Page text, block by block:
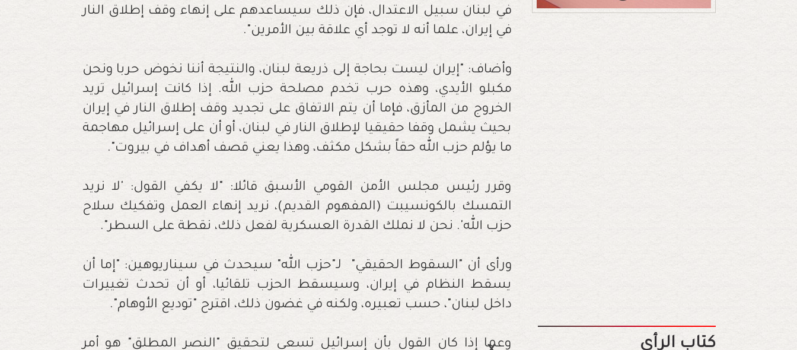
في لبنان سبيل الاعتدال، فإن ذلك سيساعدهم على إنهاء وقف إطلاق النار
في إيران، علما أنه لا توجد أي علاقة بين الأمرين".
وأضاف: "إيران ليست بحاجة إلى ذريعة لبنان، والنتيجة أننا نخوض حربا ونحن
مكبلو الأيدي، وهذه حرب تخدم مصلحة حزب الله. إذا كانت إسرائيل تريد
الخروج من المأزق، فإما أن يتم الاتفاق على تجديد وقف إطلاق النار في إيران
بحيث يشمل وقفا حقيقيا لإطلاق النار في لبنان، أو أن على إسرائيل مهاجمة
ما يؤلم حزب الله حقاً بشكل مكثف، وهذا يعني قصف أهداف في بيروت".
وقرر رئيس مجلس الأمن القومي الأسبق قائلا: "لا يكفي القول: 'لا نريد
التمسك بالكونسيبت (المفهوم القديم)، نريد إنهاء العمل وتفكيك سلاح
حزب الله'. نحن لا نملك القدرة العسكرية لفعل ذلك، نقطة على السطر".
ورأى أن "السقوط الحقيقي" لـ"حزب الله" سيحدث في سيناريوهين: "إما أن
يسقط النظام في إيران، وسيسقط الحزب تلقائيا، أو أن تحدث تغييرات
داخل لبنان"، حسب تعبيره، ولكنه في غضون ذلك، اقترح "توديع الأوهام".
وعما إذا كان القول بأن إسرائيل تسعى لتحقيق "النصر المطلق" هو أمر
كتاب الرأي